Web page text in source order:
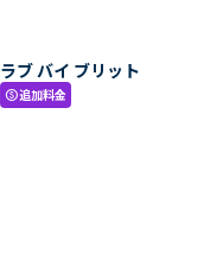
ラブ バイ ブリット
paid追加料金